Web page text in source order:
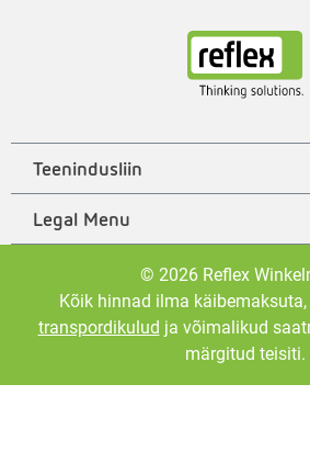
Teenindusliin
Legal Menu
© 2026 Reflex
Kõik hinnad ilma
transpordikulud ja võimalikud
märgitud teisiti.